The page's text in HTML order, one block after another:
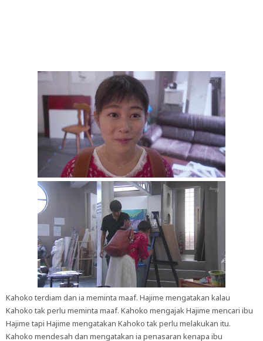
Kahoko terdiam dan ia meminta maaf. Hajime mengatakan kalau
Kahoko tak perlu meminta maaf. Kahoko mengajak Hajime mencari ibu
Hajime tapi Hajime mengatakan Kahoko tak perlu melakukan itu.
Kahoko mendesah dan mengatakan ia penasaran kenapa ibu